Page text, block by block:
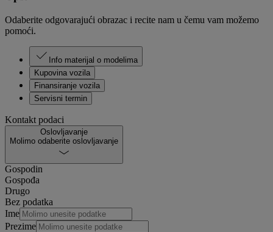
Odaberite odgovarajući obrazac i recite nam u čemu vam možemo
pomoći.
Info materijal o modelima
Kupovina vozila
Finansiranje vozila
Servisni termin
Kontakt podaci
Oslovljavanje
Molimo odaberite oslovljavanje
Gospodin
Gospođa
Drugo
Bez podatka
Ime
Prezime